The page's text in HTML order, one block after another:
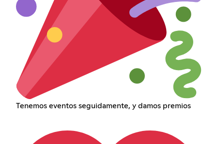
Tenemos eventos seguidamente, y damos premios